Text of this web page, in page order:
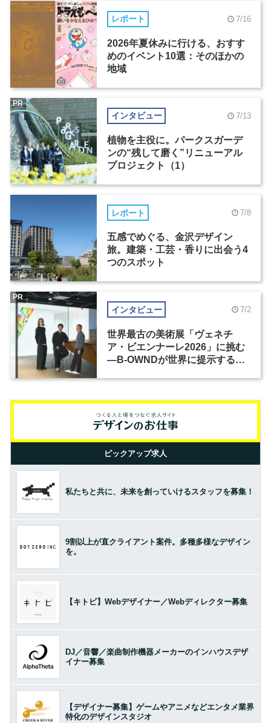
レポート 7/16
2026年夏休みに行ける、おすす
めのイベント10選：そのほかの
地域
インタビュー 7/13
植物を主役に。パークスガーデ
ンの“残して磨く”リニューアル
プロジェクト（1）
PR
レポート 7/8
五感でめぐる、金沢デザイン
旅。建築・工芸・香りに出会う4
つのスポット
インタビュー 7/2
世界最古の美術展「ヴェネチ
ア・ビエンナーレ2026」に挑む
―B-OWNDが世界に提示する美
PR
ピックアップ求人
私たちと共に、未来を創っていけるスタッフを募集！
9割以上が直クライアント案件。多種多様なデザイン
を。
【キトビ】Webデザイナー／Webディレクター募集
DJ／音響／楽曲制作機器メーカーのインハウスデザ
イナー募集
【デザイナー募集】ゲームやアニメなどエンタメ業界
特化のデザインスタジオ